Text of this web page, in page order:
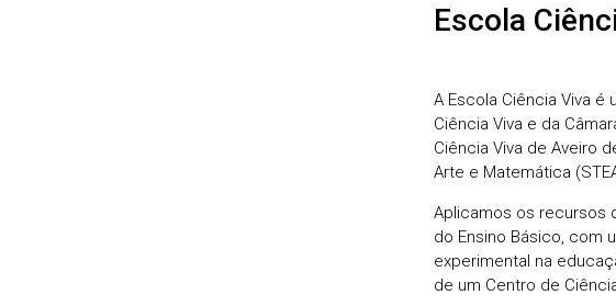
Escola
A Escola Ciência Viva
Ciência Viva e da
Ciência Viva de Aveiro
Arte e Matemática
Aplicamos os recursos
do Ensino Básico, com
experimental na
de um Centro de